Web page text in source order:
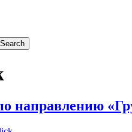
направлению